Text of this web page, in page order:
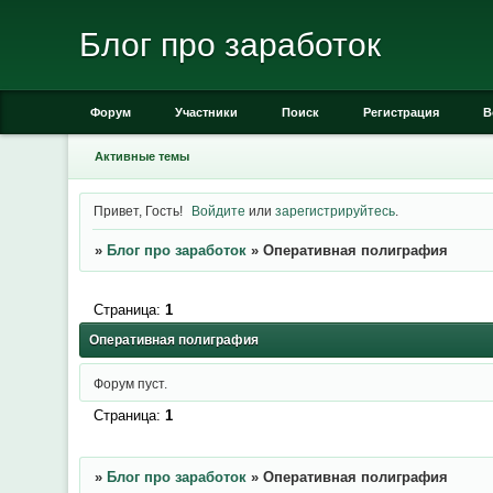
Блог про заработок
Форум Участники Поиск Регистрация
Активные темы
Привет, Гость! Войдите илизарегистрируйтесь
» Блог про заработок » Оперативная полиграфия
Оперативная полиграфия
Страница: 1
Форум пуст.
Страница: 1
» Блог про заработок » Оперативная полиграфия